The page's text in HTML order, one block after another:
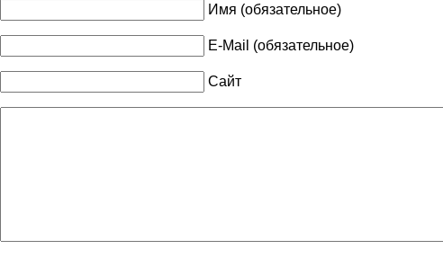
Имя (обязательное)
E-Mail (обязательное)
Сайт